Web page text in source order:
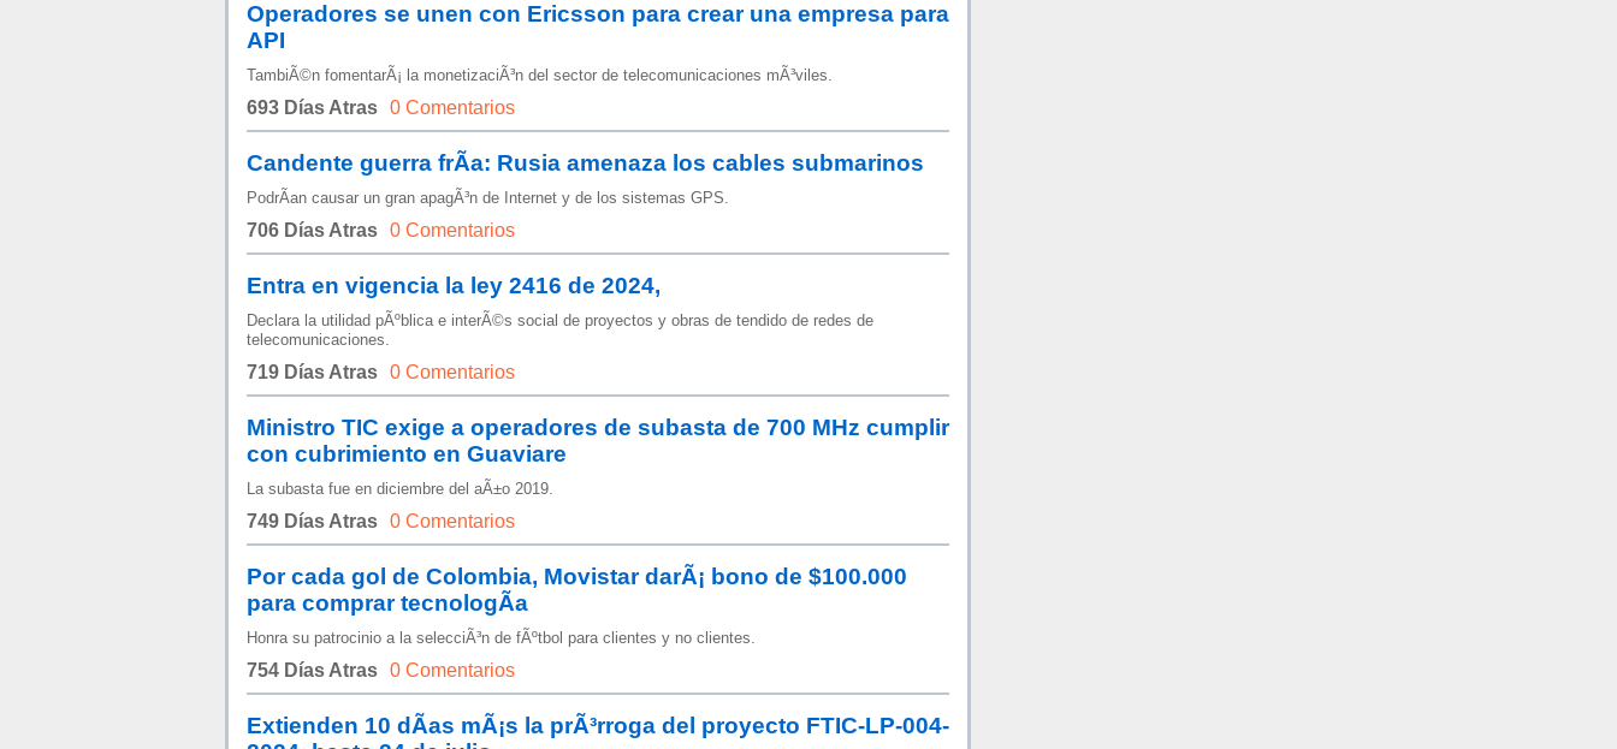
Operadores se unen con Ericsson para crear una empresa para
API
TambiÃ©n fomentarÃ¡ la monetizaciÃ³n del sector de telecomunicaciones mÃ³viles.
693 Días Atras 0 Comentarios
Candente guerra frÃ­a: Rusia amenaza los cables submarinos
PodrÃ­an causar un gran apagÃ³n de Internet y de los sistemas GPS.
706 Días Atras 0 Comentarios
Entra en vigencia la ley 2416 de 2024,
Declara la utilidad pÃºblica e interÃ©s social de proyectos y obras de tendido de redes de
telecomunicaciones.
719 Días Atras 0 Comentarios
Ministro TIC exige a operadores de subasta de 700 MHz cumplir
con cubrimiento en Guaviare
La subasta fue en diciembre del aÃ±o 2019.
749 Días Atras 0 Comentarios
Por cada gol de Colombia, Movistar darÃ¡ bono de $100.000
para comprar tecnologÃ­a
Honra su patrocinio a la selecciÃ³n de fÃºtbol para clientes y no clientes.
754 Días Atras 0 Comentarios
Extienden 10 dÃ­as mÃ¡s la prÃ³rroga del proyecto FTIC-LP-004-